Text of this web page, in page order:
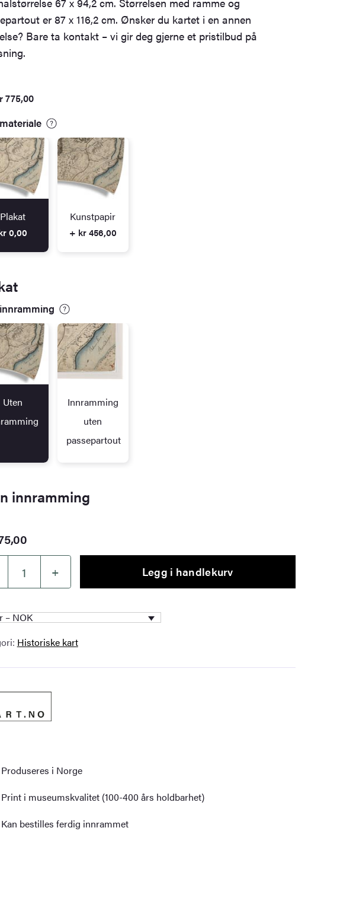
er 87 x 116,2 cm. Ønsker du kartet i en annen
Bare ta kontakt – vi gir deg gjerne et pristilbud på
775,00
Plakat
0,00
Kunstpapir
+ kr 456,00
Uten
Innramming
uten
passepartout
innramming
+ Legg i handlekurv
– NOK
Historiske kart
Produseres i Norge
Print i museumskvalitet (100-400 års holdbarhet)
Kan bestilles ferdig innrammet